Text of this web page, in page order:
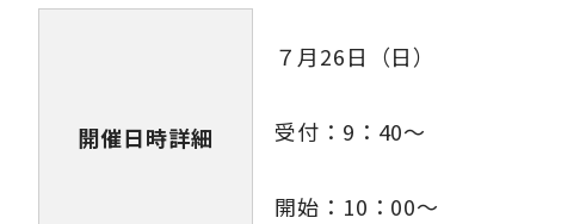
開催日時詳細
７月26日（日）
受付：9：40～
開始：10：00～